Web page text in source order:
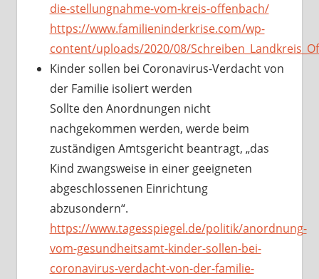
die-stellungnahme-vom-kreis-offenbach/
https://www.familieninderkrise.com/wp-
content/uploads/2020/08/
Kinder sollen bei Coronavirus-Verdacht von
der Familie isoliert werden
Sollte den Anordnungen nicht
nachgekommen werden, werde beim
zuständigen Amtsgericht beantragt, „das
Kind zwangsweise in einer geeigneten
abgeschlossenen Einrichtung
abzusondern“.
https://www.tagesspiegel.de/politik/anordnung-
vom-gesundheitsamt-kinder-sollen-bei-
coronavirus-verdacht-von-der-familie-